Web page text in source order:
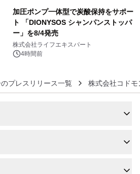
加圧ポンプ一体型で炭酸保持をサポー
ト 「DIONYSOS シャンパンストッパ
ー」を8/4発売
株式会社ライフエキスパート
4時間前
プレスリリース一覧 株式会社コドモ